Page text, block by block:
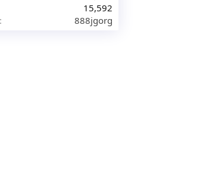
15,592
888jgorg